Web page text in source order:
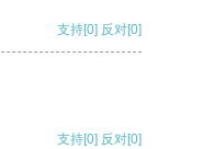
支持[0] 反对[0]
支持[0] 反对[0]